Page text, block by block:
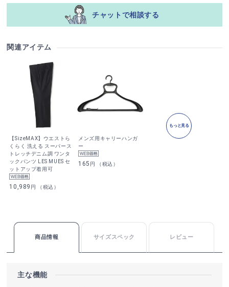
チャットで相談する
関連アイテム
【SizeMAX】ウエストら
くらく 洗える スーパース
トレッチデニム調 ワンタ
ックパンツ LES MUES セ
ットアップ着用可
10,989 円 （税込）
メンズ用キャリーハンガ
ー
165 円 （税込）
もっと見る
商品情報 サイズスペック レビュー
主な機能